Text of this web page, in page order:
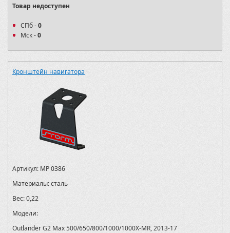
Товар недоступен
СПб -0
Мск -0
Кронштейн навигатора
Артикул: MP 0386
Материалы:сталь
Вес:0,22
Модели:
Outlander G2 Max 500/650/800/1000/1000X-MR, 2013-17